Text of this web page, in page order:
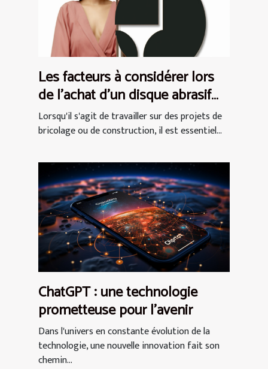
Les facteurs à considérer lors
de l'achat d'un disque abrasif
pour votre ponceuse
Lorsqu'il s'agit de travailler sur des projets de
bricolage ou de construction, il est essentiel...
ChatGPT : une technologie
prometteuse pour l'avenir
Dans l'univers en constante évolution de la
technologie, une nouvelle innovation fait son
chemin...